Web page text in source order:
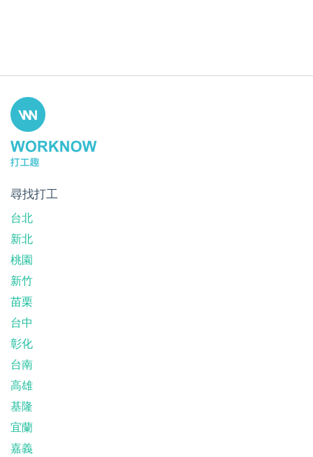
尋找打工
台北
新北
桃園
新竹
苗栗
台中
彰化
台南
高雄
基隆
宜蘭
嘉義